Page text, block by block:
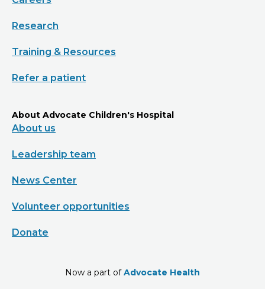
Research
Training & Resources
Refer a patient
About Advocate Children's Hospital
About us
Leadership team
News Center
Volunteer opportunities
Donate
Now a part ofAdvocate Health